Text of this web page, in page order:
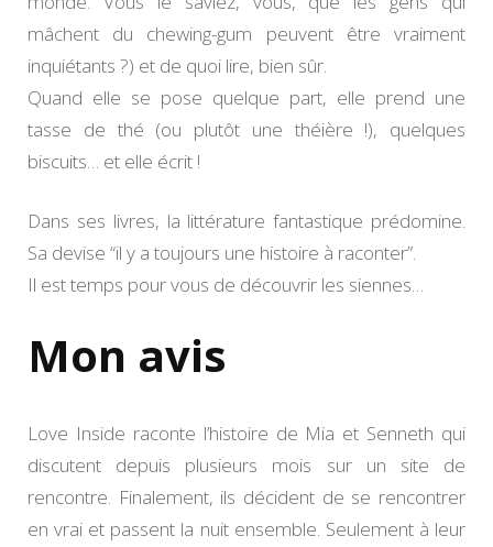
mâchent du chewing-gum peuvent être vraiment
inquiétants ?) et de quoi lire, bien sûr.
Quand elle se pose quelque part, elle prend une
tasse de thé (ou plutôt une théière !), quelques
biscuits… et elle écrit !
Dans ses livres, la littérature fantastique prédomine.
Sa devise “il y a toujours une histoire à raconter”.
Il est temps pour vous de découvrir les siennes…
Mon avis
Love Inside raconte l’histoire de Mia et Senneth qui
discutent depuis plusieurs mois sur un site de
rencontre. Finalement, ils décident de se rencontrer
en vrai et passent la nuit ensemble. Seulement à leur